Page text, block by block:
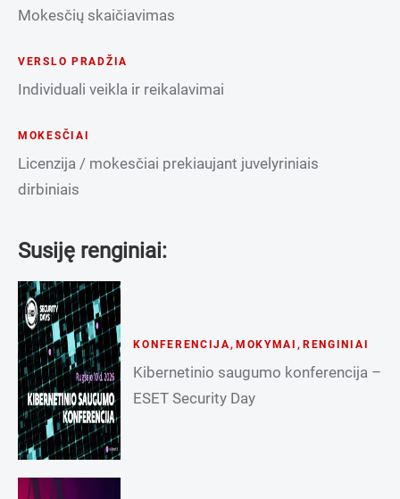
Mokesčių skaičiavimas
VERSLO PRADŽIA
Individuali veikla ir reikalavimai
MOKESČIAI
Licenzija / mokesčiai prekiaujant juvelyriniais
dirbiniais
Susiję renginiai:
KONFERENCIJA , MOKYMAI , RENGINIAI
Kibernetinio saugumo konferencija –
ESET Security Day